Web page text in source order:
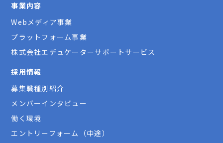
事業内容
Webメディア事業
プラットフォーム事業
株式会社エデュケーターサポートサービス
採用情報
募集職種別紹介
メンバーインタビュー
働く環境
エントリーフォーム（中途）